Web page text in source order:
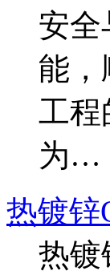
安全
能
工程
为…
热镀锌
热镀